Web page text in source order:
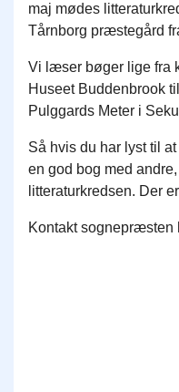
maj mødes
Tårnborg præstegård
Vi læser bøger lige fra
Huseet Buddenbrook
Pulggards Meter i
Så hvis du har lyst til
en god bog med
litteraturkredsen. Der
Kontakt sognepræsten